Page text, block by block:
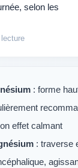
selon les
: forme
effet calmant
: traverse